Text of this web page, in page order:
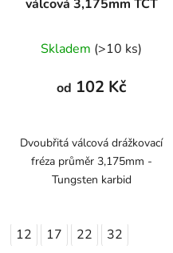
válcová 3,175mm TCT
Skladem (>10 ks)
od 102 Kč
Dvoubřitá válcová drážkovací
fréza průměr 3,175mm -
Tungsten karbid
12 17 22 32